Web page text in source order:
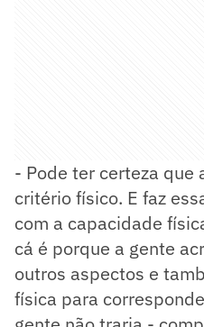
- Pode ter certeza que
critério físico. E faz
com a capacidade
cá é porque a gente
outros aspectos e
física para